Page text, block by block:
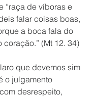
“raça de víboras e
falar coisas boas,
a boca fala do
coração.” (Mt 12. 34)
que devemos sim
o julgamento
desrespeito,